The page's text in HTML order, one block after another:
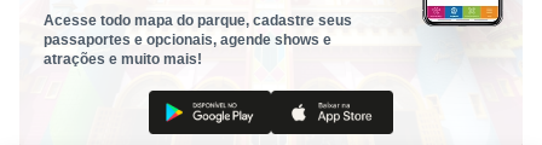
Acesse todo mapa do parque, cadastre seus
passaportes e opcionais, agende shows e
atrações e muito mais!